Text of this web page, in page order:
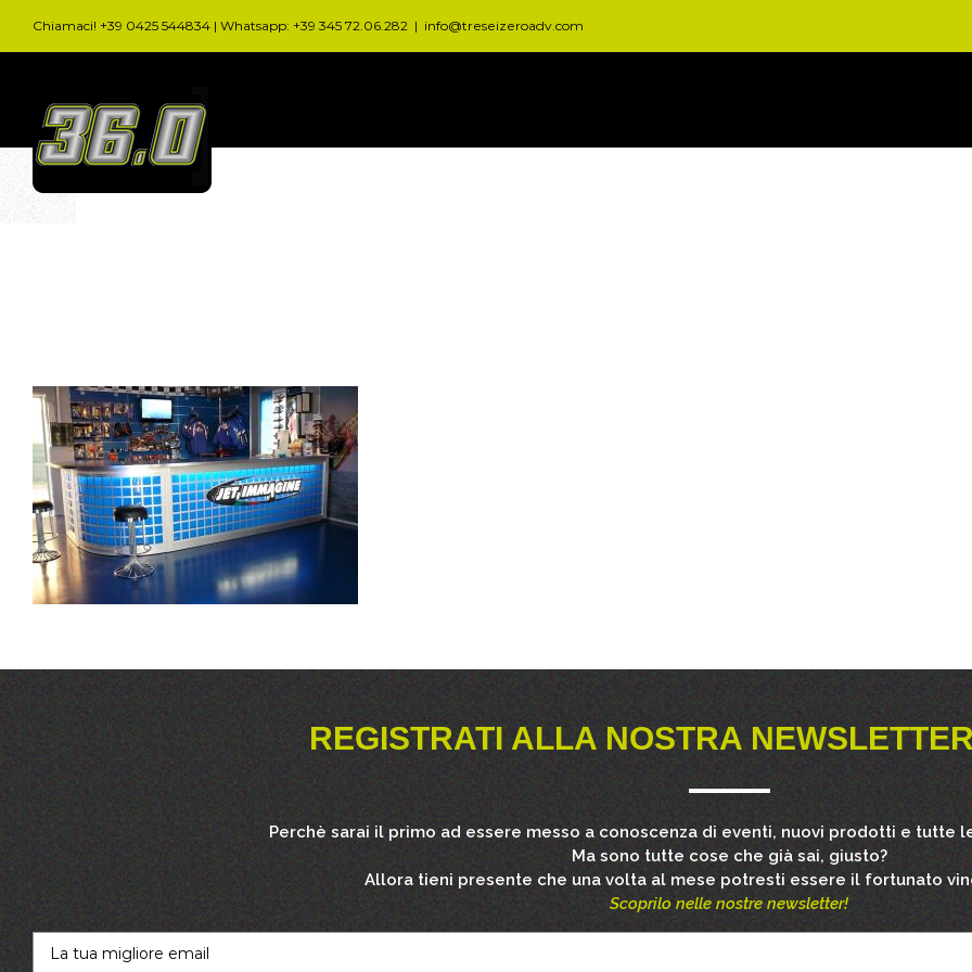
contenuto
Chiamaci! +39 0425 544834 | Whatsapp: +39 345 72.06.282 | info@treseizeroadv.com
REGISTRATI ALLA NOSTRA
Perchè sarai il primo ad essere messo a conoscenza di eventi, nuovi prodotti e tutte
Ma sono tutte cose che già sai, giusto?
Allora tieni presente che una volta al mese potresti essere il fortunato
Scoprilo nelle nostre newsletter!